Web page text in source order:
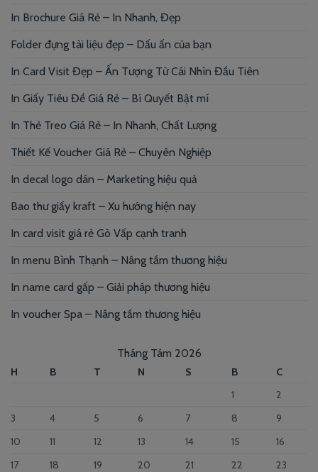
In Brochure Giá Rẻ – In Nhanh, Đẹp
Folder đựng tài liệu đẹp – Dấu ấn của bạn
In Card Visit Đẹp – Ấn Tượng Từ Cái Nhìn Đầu Tiên
In Giấy Tiêu Đề Giá Rẻ – Bí Quyết Bật mí
In Thẻ Treo Giá Rẻ – In Nhanh, Chất Lượng
Thiết Kế Voucher Giá Rẻ – Chuyên Nghiệp
In decal logo dán – Marketing hiệu quả
Bao thư giấy kraft – Xu hướng hiện nay
In card visit giá rẻ Gò Vấp cạnh tranh
In menu Bình Thạnh – Nâng tầm thương hiệu
In name card gấp – Giải pháp thương hiệu
In voucher Spa – Nâng tầm thương hiệu
Tháng Tám 2026
H B T N S B
C
1
2
3
4 5 6 7 8
9
10
11 12 13 14 15
16
17
18 19 20 21 22
23